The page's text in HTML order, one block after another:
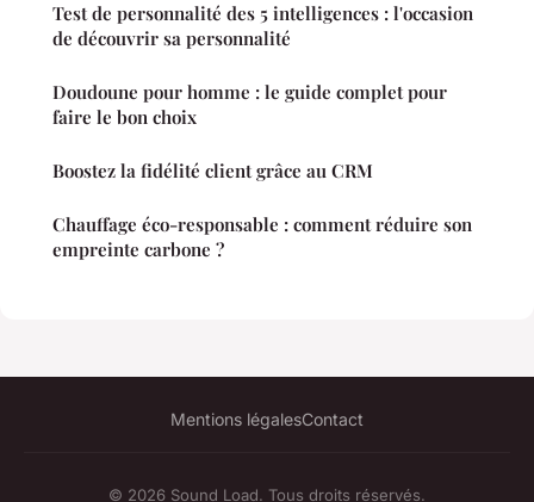
Test de personnalité des 5 intelligences : l'occasion
de découvrir sa personnalité
Doudoune pour homme : le guide complet pour
faire le bon choix
Boostez la fidélité client grâce au CRM
Chauffage éco-responsable : comment réduire son
empreinte carbone ?
Mentions légalesContact
© 2026 Sound Load. Tous droits réservés.